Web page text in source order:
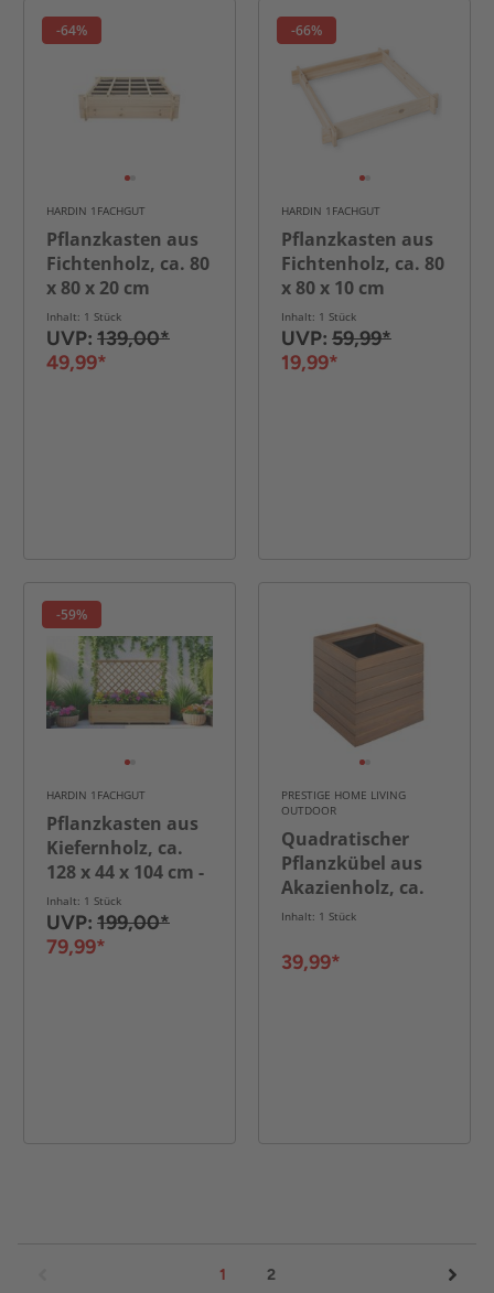
-64%
HARDIN 1FACHGUT
Pflanzkasten aus
Fichtenholz, ca. 80
x 80 x 20 cm
Inhalt: 1 Stück
UVP: 139,00*
49,99*
-66%
HARDIN 1FACHGUT
Pflanzkasten aus
Fichtenholz, ca. 80
x 80 x 10 cm
Inhalt: 1 Stück
UVP: 59,99*
19,99*
-59%
HARDIN 1FACHGUT
Pflanzkasten aus
Kiefernholz, ca.
128 x 44 x 104 cm -
Natur
Inhalt: 1 Stück
UVP: 199,00*
79,99*
PRESTIGE HOME LIVING
OUTDOOR
Quadratischer
Pflanzkübel aus
Akazienholz, ca.
30 x 30 x 35 cm -
Inhalt: 1 Stück
39,99*
1 2